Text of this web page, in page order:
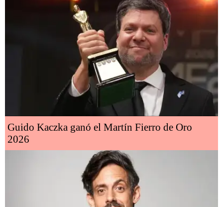
Guido Kaczka ganó el Martín Fierro de Oro
2026